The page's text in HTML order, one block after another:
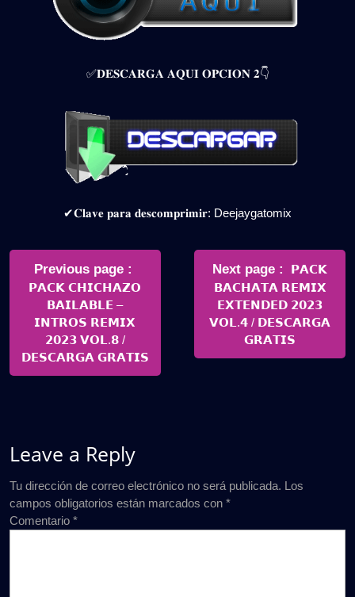
✅𝐃𝐄𝐒𝐂𝐀𝐑𝐆𝐀 𝐀𝐐𝐔𝐈 𝐎𝐏𝐂𝐈𝐎𝐍 𝟐👇
✔𝐂𝐥𝐚𝐯𝐞 𝐩𝐚𝐫𝐚 𝐝𝐞𝐬𝐜𝐨𝐦𝐩𝐫𝐢𝐦𝐢𝐫: Deejaygatomix
Navegación
entradas
Previous page
Posts
𝗣𝗔𝗖𝗞 𝗖𝗛𝗜𝗖𝗛𝗔𝗭𝗢
𝗕𝗔𝗜𝗟𝗔𝗕𝗟𝗘 –
𝗜𝗡𝗧𝗥𝗢𝗦 𝗥𝗘𝗠𝗜𝗫
𝟮𝟬𝟮𝟯 𝗩𝗢𝗟.𝟴 /
𝗗𝗘𝗦𝗖𝗔𝗥𝗚𝗔 𝗚𝗥𝗔𝗧𝗜𝗦
Next page
Newer
Posts
𝗣𝗔𝗖𝗞
𝗕𝗔𝗖𝗛𝗔𝗧𝗔 𝗥𝗘𝗠𝗜𝗫
𝗘𝗫𝗧𝗘𝗡𝗗𝗘𝗗 𝟮𝟬𝟮𝟯
𝗩𝗢𝗟.𝟰 / 𝗗𝗘𝗦𝗖𝗔𝗥𝗚𝗔
𝗚𝗥𝗔𝗧𝗜𝗦
Leave a Reply
Tu dirección de correo electrónico no será publicada. Los
campos obligatorios están marcados con *
Comentario *